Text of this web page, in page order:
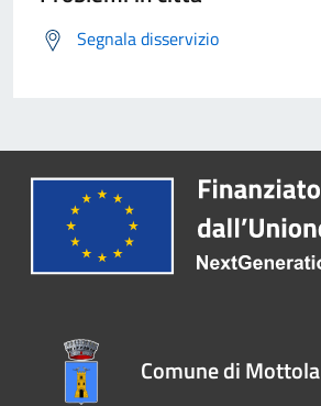
Segnala disservizio
Comune di Mottola